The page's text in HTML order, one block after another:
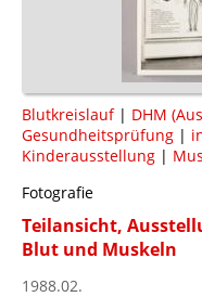
Blutkreislauf| DHM
Gesundheitsprüfung |
Kinderausstellung |
Fotografie
Teilansicht,
Blut und Muskeln
1988.02.